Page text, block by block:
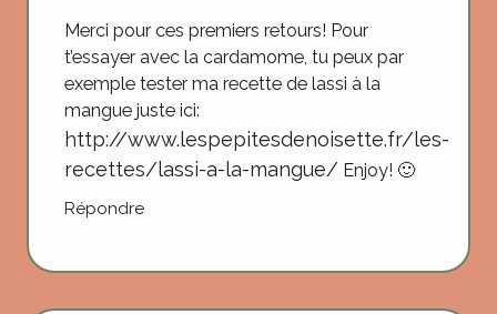
Merci pour ces premiers retours! Pour
t’essayer avec la cardamome, tu peux par
exemple tester ma recette de lassi à la
mangue juste ici:
http://www.lespepitesdenoisette.fr/les-
recettes/lassi-a-la-mangue/ Enjoy! 🙂
Répondre